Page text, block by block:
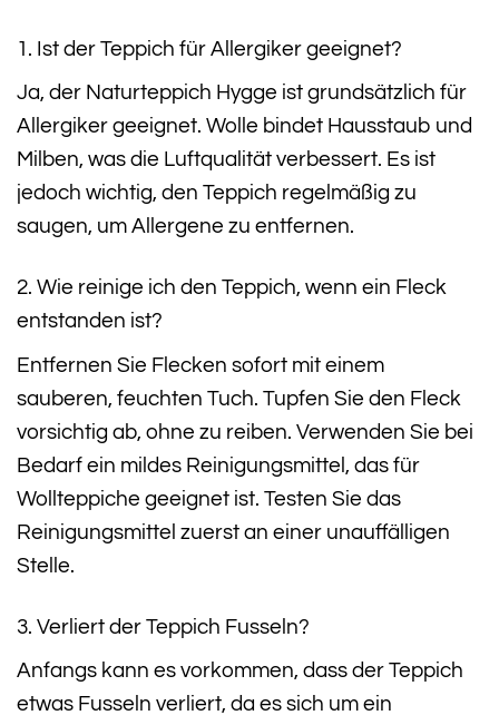
1. Ist der Teppich für Allergiker geeignet?
Ja, der Naturteppich Hygge ist grundsätzlich für
Allergiker geeignet. Wolle bindet Hausstaub und
Milben, was die Luftqualität verbessert. Es ist
jedoch wichtig, den Teppich regelmäßig zu
saugen, um Allergene zu entfernen.
2. Wie reinige ich den Teppich, wenn ein Fleck
entstanden ist?
Entfernen Sie Flecken sofort mit einem
sauberen, feuchten Tuch. Tupfen Sie den Fleck
vorsichtig ab, ohne zu reiben. Verwenden Sie bei
Bedarf ein mildes Reinigungsmittel, das für
Wollteppiche geeignet ist. Testen Sie das
Reinigungsmittel zuerst an einer unauffälligen
Stelle.
3. Verliert der Teppich Fusseln?
Anfangs kann es vorkommen, dass der Teppich
etwas Fusseln verliert, da es sich um ein